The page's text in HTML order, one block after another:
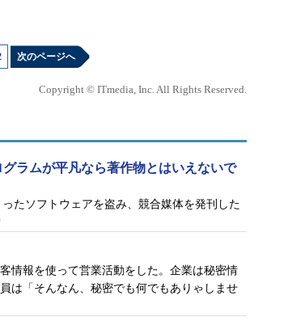
次のページへ
Copyright © ITmedia, Inc. All Rights Reserved.
ラムが平凡なら著作物とはいえないで
たソフトウェアを盗み、競合媒体を発刊した
情報を使って営業活動をした。企業は秘密情
は「そんなん、秘密でも何でもありゃしませ